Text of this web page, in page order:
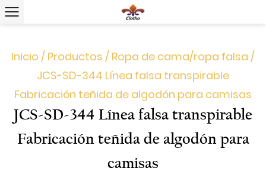
Inicio / Productos / Ropa de cama/ropa falsa /
JCS-SD-344 Línea falsa transpirable
Fabricación teñida de algodón para camisas
JCS-SD-344 Línea falsa transpirable
Fabricación teñida de algodón para
camisas